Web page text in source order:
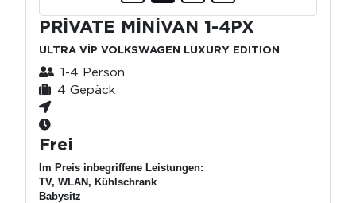
PRİVATE MİNİVAN 1-4PX
ULTRA VİP VOLKSWAGEN LUXURY EDITION
1-4 Person
4 Gepäck
Frei
Im Preis inbegriffene Leistungen:
TV, WLAN, Kühlschrank
Babysitz